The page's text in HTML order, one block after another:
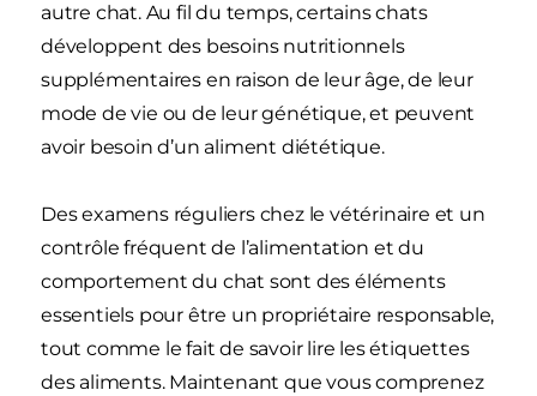
autre chat. Au fil du temps, certains chats
développent des besoins nutritionnels
supplémentaires en raison de leur âge, de leur
mode de vie ou de leur génétique, et peuvent
avoir besoin d’un aliment diététique.
Des examens réguliers chez le vétérinaire et un
contrôle fréquent de l’alimentation et du
comportement du chat sont des éléments
essentiels pour être un propriétaire responsable,
tout comme le fait de savoir lire les étiquettes
des aliments. Maintenant que vous comprenez